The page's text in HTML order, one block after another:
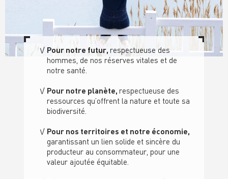
Pour notre futur,respectueuse des
hommes, de nos réserves vitales et de
notre santé.
Pour notre planète,respectueuse des
ressources qu’offrent la nature et toute sa
biodiversité.
Pour nos territoires et notre économie,
garantissant un lien solide et sincère du
producteur au consommateur, pour une
valeur ajoutée équitable.